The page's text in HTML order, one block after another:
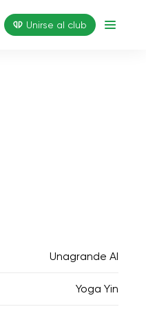
Unirse al club
Unagrande AI
Yoga Yin